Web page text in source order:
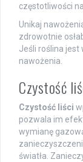
częstotliwości
Unikaj
zdrowotnie
Jeśli roślina jest
nawożenia.
Czystość
Czystość liści
pozwala im
wymianę
światła.